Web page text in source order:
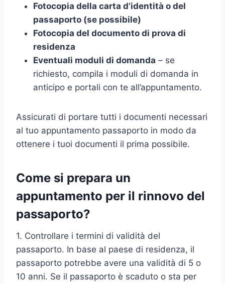
Fotocopia della carta d’identità o del
passaporto (se possibile)
Fotocopia del documento di prova di
residenza
Eventuali moduli di domanda – se
richiesto, compila i moduli di domanda in
anticipo e portali con te all’appuntamento.
Assicurati di portare tutti i documenti necessari
al tuo appuntamento passaporto in modo da
ottenere i tuoi documenti il prima possibile.
Come si prepara un
appuntamento per il rinnovo del
passaporto?
1. Controllare i termini di validità del
passaporto. In base al paese di residenza, il
passaporto potrebbe avere una validità di 5 o
10 anni. Se il passaporto è scaduto o sta per